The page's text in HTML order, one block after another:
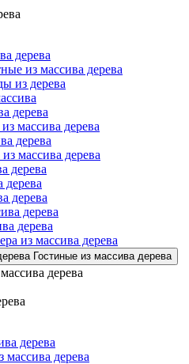
дерева
из массива дерева
из дерева
дерева
массива дерева
дерева
массива дерева
дерева
дерева
дерева
дерева
дерева
из массива дерева
Гостиные из массива дерева
дерева
дерева